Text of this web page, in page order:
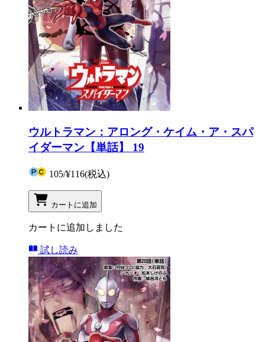
ウルトラマン：アロング・ケイム・ア・スパ
イダーマン【単話】 19
105/¥116(税込)
カートに追加
カートに追加しました
試し読み